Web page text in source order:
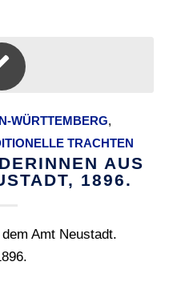
WÜRTTEMBERG,
TRACHTEN
AUS
1896.
Amt Neustadt.